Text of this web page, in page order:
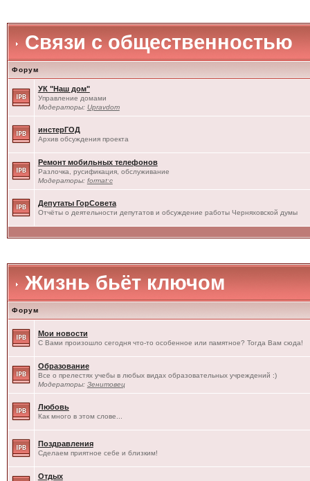
Связи с общественностью
Форум
УК "Наш дом"
Управление домами
Модераторы: Upravdom
инстерГОД
Архив обсуждения проекта
Ремонт мобильных телефонов
Разлочка, русификация, обслуживание
Модераторы: format:c
Депутаты ГорСовета
Отчёты о деятельности депутатов и обсуждение работы Черняховской думы
Жизнь бьёт ключом
Форум
Мои новости
С Вами произошло сегодня что-то особенное или памятное? Тогда Вам сюда!
Образование
Все о прелестях учебы в любых видах образовательных учреждений :)
Модераторы: Зенитовец
Любовь
Как много в этом слове...
Поздравления
Сделаем приятное себе и близким!
Отдых